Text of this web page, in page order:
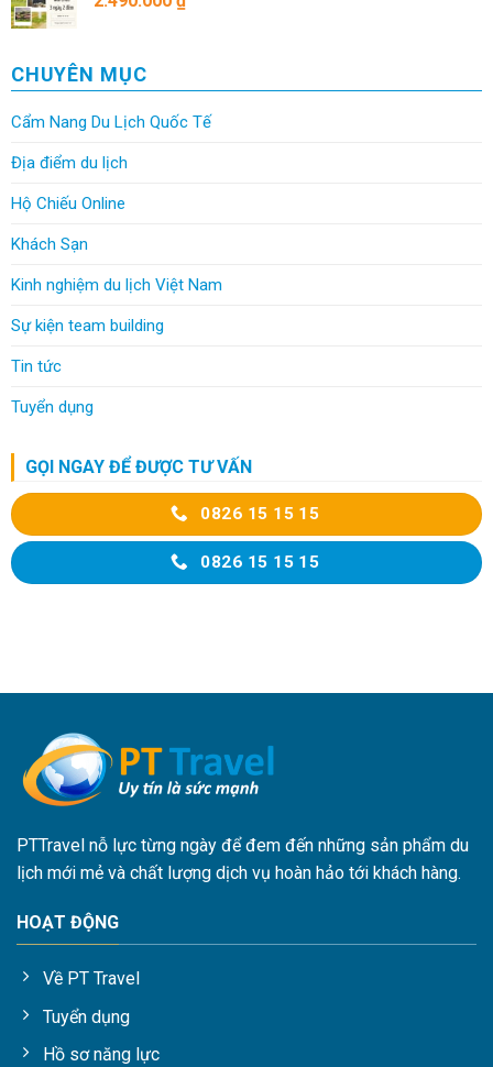
CHUYÊN MỤC
Cẩm Nang Du Lịch Quốc Tế
Địa điểm du lịch
Hộ Chiếu Online
Khách Sạn
Kinh nghiệm du lịch Việt Nam
Sự kiện team building
Tin tức
Tuyển dụng
GỌI NGAY ĐỂ ĐƯỢC TƯ VẤN
0826 15 15 15
0826 15 15 15
PTTravel nỗ lực từng ngày để đem đến những sản phẩm du
lịch mới mẻ và chất lượng dịch vụ hoàn hảo tới khách hàng.
HOẠT ĐỘNG
Về PT Travel
Tuyển dụng
Hồ sơ năng lực